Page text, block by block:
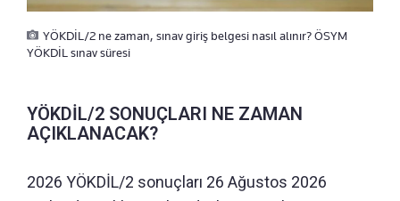
YÖKDİL/2 ne zaman, sınav giriş belgesi nasıl alınır? ÖSYM
YÖKDİL sınav süresi
YÖKDİL/2 SONUÇLARI NE ZAMAN
AÇIKLANACAK?
2026 YÖKDİL/2 sonuçları 26 Ağustos 2026